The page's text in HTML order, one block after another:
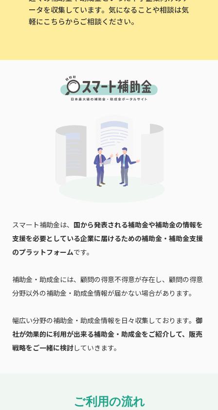
ータを収集しています。気になることや相談は気
軽にこちらからご相談ください。
スマート補助金は、 国から発表される補助金や補助金の情報を
支援を必要としている企業に届けるための補助金・補助金支援
のプラットフォームです。
補助金・助成金には、顧問の得意不得意が存在し、顧問の得意
分野以外の補助金・助成金情報が届かない場合があります。
幅広い分野の補助金・助成金情報を日々収集しております。 御
社が効果的に利用が出来る補助金・助成金をご紹介して、販売
戦略をご一緒に検討していきます。
ご利用の流れ